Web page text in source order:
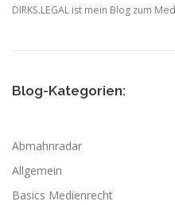
DIRKS.LEGAL ist mein Blog zum
Blog-Kategorien:
Abmahnradar
Allgemein
Basics Medienrecht